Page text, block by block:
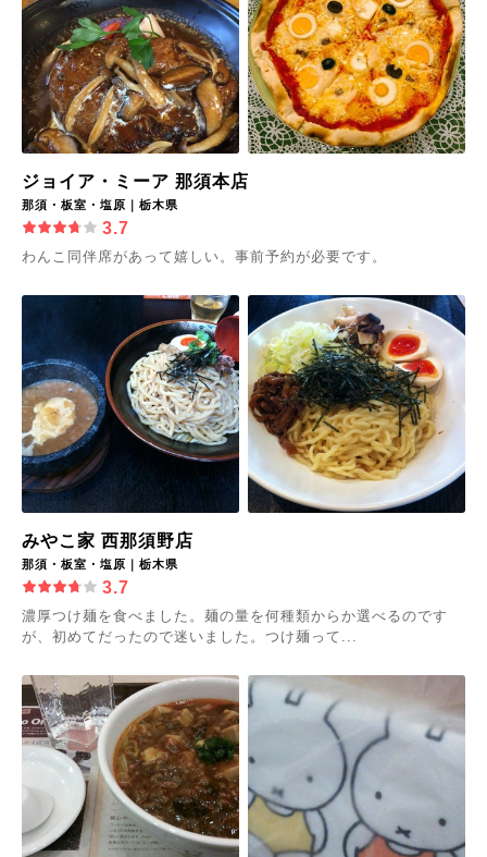
ジョイア・ミーア 那須本店
那須・板室・塩原｜栃木県
3.7
わんこ同伴席があって嬉しい。事前予約が必要です。
みやこ家 西那須野店
那須・板室・塩原｜栃木県
3.7
濃厚つけ麺を食べました。麺の量を何種類からか選べるのです
が、初めてだったので迷いました。つけ麺って...